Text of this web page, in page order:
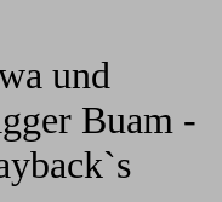
und
Buam -